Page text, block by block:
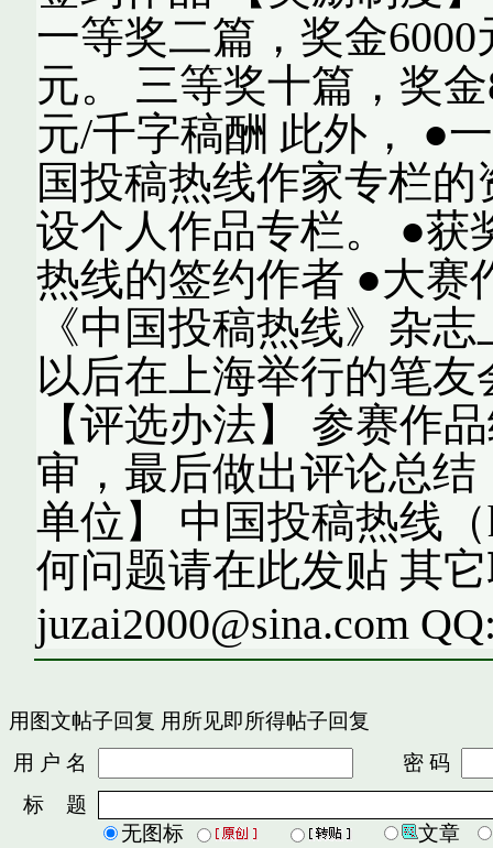
一等奖二篇，奖金
元。 三等奖十篇，奖
元/千字稿酬 此外， ●
国投稿热线作家专栏
设个人作品专栏。 ●获
热线的签约作者 ●大赛
《中国投稿热线》杂
以后在上海举行的笔
【评选办法】 参赛作
审，最后做出评论总
单位】 中国投稿热线（
何问题请在此发贴 其
juzai2000@sina.com
用图文帖子回复 用所见即所得帖子回复
用 户 名
密 码
标 题
无图标
文章